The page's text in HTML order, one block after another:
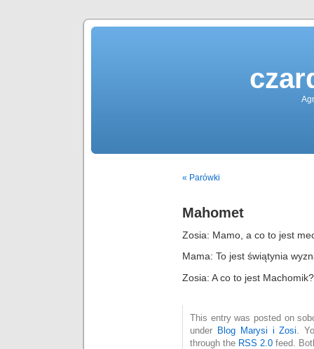
« Parówki
Mahomet
Zosia: Mamo, a co to jest
Mama: To jest świątynia
Zosia: A co to jest Machomik?
This entry was posted on
under Blog Marysi i Zosi .
through the RSS 2.0 feed.